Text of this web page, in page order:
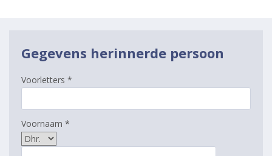
Gegevens herinnerde persoon
Voorletters *
Voornaam *